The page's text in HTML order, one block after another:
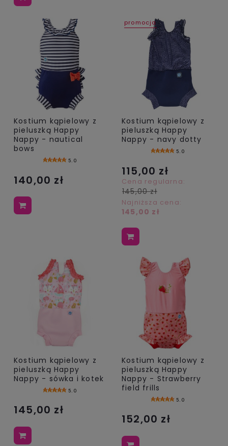
Kostium kąpielowy z
pieluszką Happy
Nappy - nautical
bows
5.0
140,00 zł
Kostium kąpielowy z
pieluszką Happy
Nappy - navy dotty
5.0
115,00 zł
Cena regularna:
145,00 zł
Najniższa cena:
145,00 zł
promocja
Kostium kąpielowy z
pieluszką Happy
Nappy - sówka i kotek
5.0
145,00 zł
Kostium kąpielowy z
pieluszką Happy
Nappy - Strawberry
field frills
5.0
152,00 zł